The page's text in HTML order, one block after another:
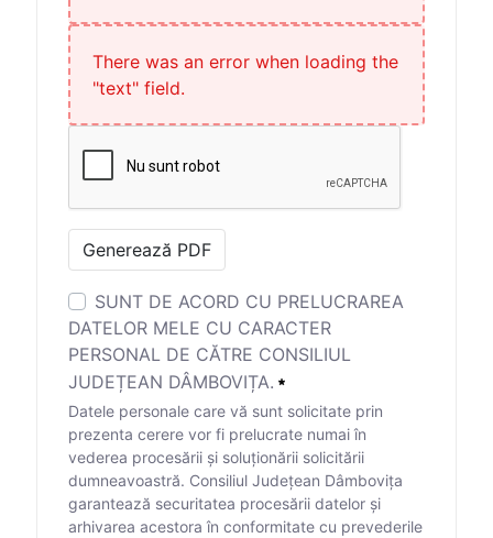
There was an error when loading the
"text" field.
Generează PDF
SUNT DE ACORD CU PRELUCRAREA
DATELOR MELE CU CARACTER
PERSONAL DE CĂTRE CONSILIUL
JUDEȚEAN DÂMBOVIȚA.
Datele personale care vă sunt solicitate prin
prezenta cerere vor fi prelucrate numai în
vederea procesării și soluționării solicitării
dumneavoastră. Consiliul Județean Dâmbovița
garantează securitatea procesării datelor și
arhivarea acestora în conformitate cu prevederile